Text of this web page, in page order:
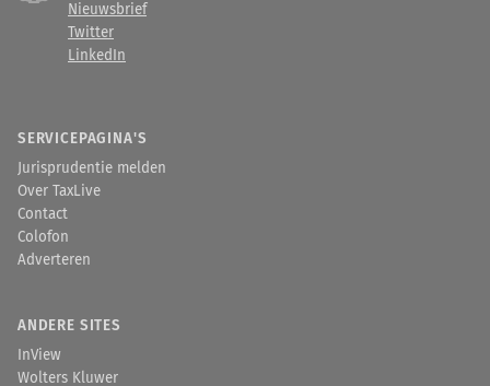
Nieuwsbrief
Twitter
LinkedIn
SERVICEPAGINA'S
Jurisprudentie melden
Over TaxLive
Contact
Colofon
Adverteren
ANDERE SITES
InView
Wolters Kluwer